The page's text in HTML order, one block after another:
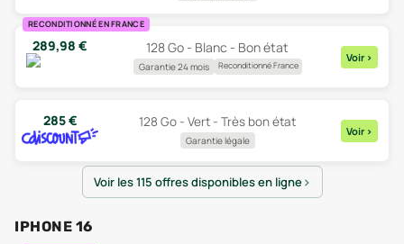
RECONDITIONNÉ EN FRANCE
289,98 € 128 Go - Blanc - Bon état
Garantie 24 mois Reconditionné France
Voir >
285€ 128 Go - Vert - Très bon état
Garantie légale
Voir >
Voir les 115 offres disponibles en ligne
IPHONE 16